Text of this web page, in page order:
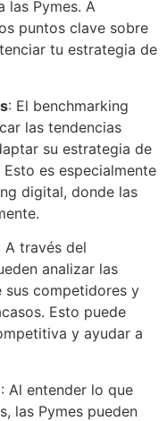
las Pymes. A
puntos clave sobre
tu estrategia de
: El benchmarking
las tendencias
su estrategia de
es especialmente
digital, donde las
A través del
analizar las
sus competidores y
Esto puede
y ayudar a
: Al entender lo que
las Pymes pueden